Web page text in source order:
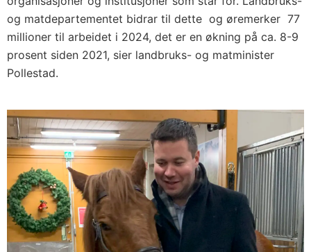
og matdepartementet bidrar til dette og øremerker 77
millioner til arbeidet i 2024, det er en økning på ca. 8-9
prosent siden 2021, sier landbruks- og matminister
Pollestad.